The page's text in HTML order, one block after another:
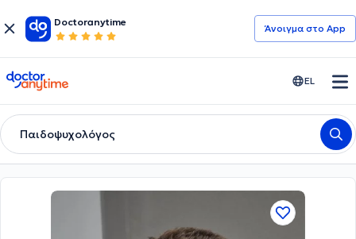
Doctoranytime
Άνοιγμα στο App
doctoranytime EL
Παιδοψυχολόγος